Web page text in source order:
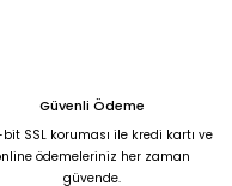
Güvenli Ödeme
SSL koruması ile kredi kartı ve
ödemeleriniz her zaman
güvende.